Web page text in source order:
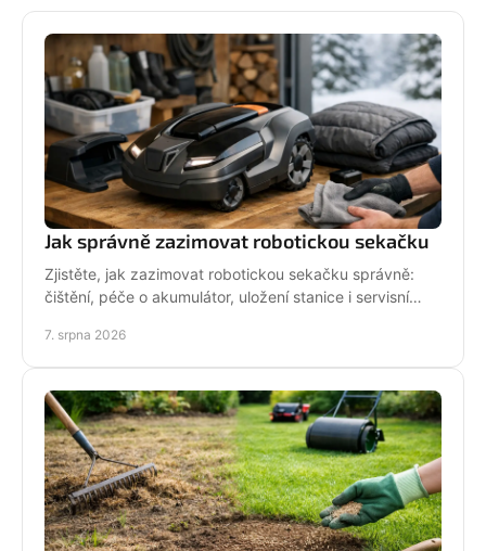
Jak správně zazimovat robotickou sekačku
Zjistěte, jak zazimovat robotickou sekačku správně:
čištění, péče o akumulátor, uložení stanice i servisní
7. srpna 2026